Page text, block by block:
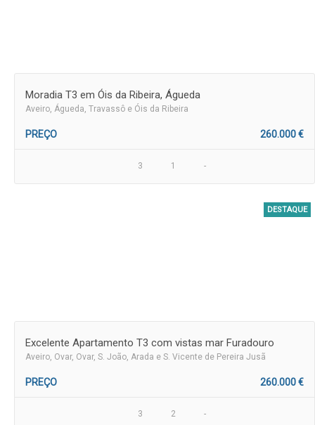
Moradia T3 em Óis da Ribeira, Águeda
Aveiro , Águeda, Travassô e Óis da Ribeira
PREÇO 260.000 €
3 1 -
DESTAQUE
Excelente Apartamento T3 com vistas mar Furadouro
Aveiro , Ovar, Ovar, S. João, Arada e S. Vicente de Pereira Jusã
PREÇO 260.000 €
3 2 -